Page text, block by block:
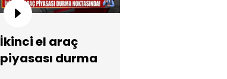
İkinci el araç
piyasası durma